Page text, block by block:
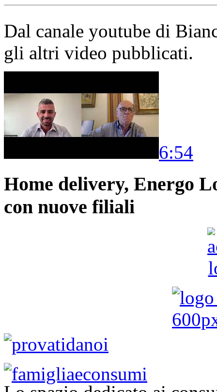
Dal canale youtube di
gli altri video pubblicati.
6:54
Home delivery, Energo
con nuove filiali